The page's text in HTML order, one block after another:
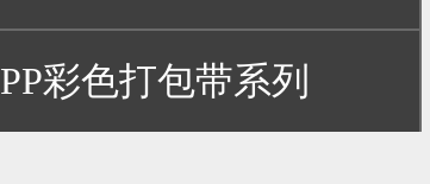
PP彩色打包带系列